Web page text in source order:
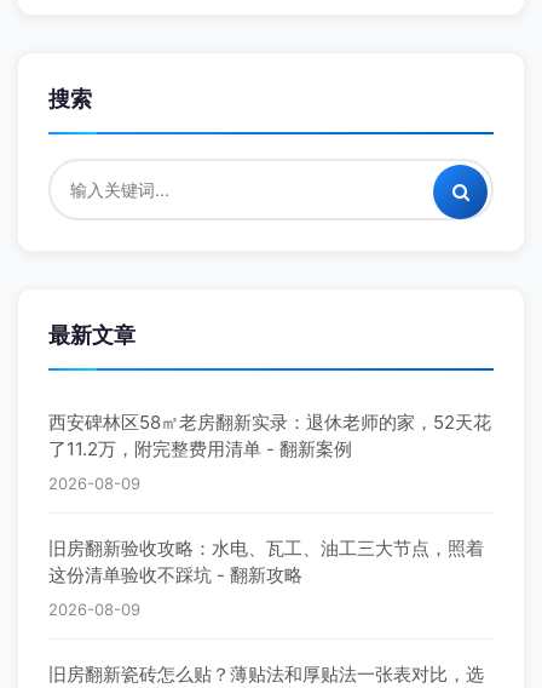
搜索
最新文章
西安碑林区58㎡老房翻新实录：退休老师的家，52天花
了11.2万，附完整费用清单 - 翻新案例
2026-08-09
旧房翻新验收攻略：水电、瓦工、油工三大节点，照着
这份清单验收不踩坑 - 翻新攻略
2026-08-09
旧房翻新瓷砖怎么贴？薄贴法和厚贴法一张表对比，选